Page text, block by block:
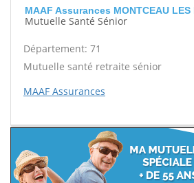
MAAF Assurances MONTCEAU LES
Mutuelle Santé Sénior
Département: 71
Mutuelle santé retraite sénior
MAAF Assurances